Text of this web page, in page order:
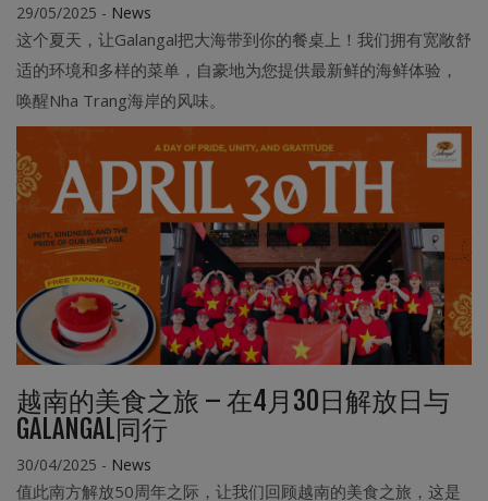
29/05/2025 - News
这个夏天，让Galangal把大海带到你的餐桌上！我们拥有宽敞舒
适的环境和多样的菜单，自豪地为您提供最新鲜的海鲜体验，
唤醒Nha Trang海岸的风味。
越南的美食之旅 – 在4月30日解放日与
GALANGAL同行
30/04/2025 - News
值此南方解放50周年之际，让我们回顾越南的美食之旅，这是